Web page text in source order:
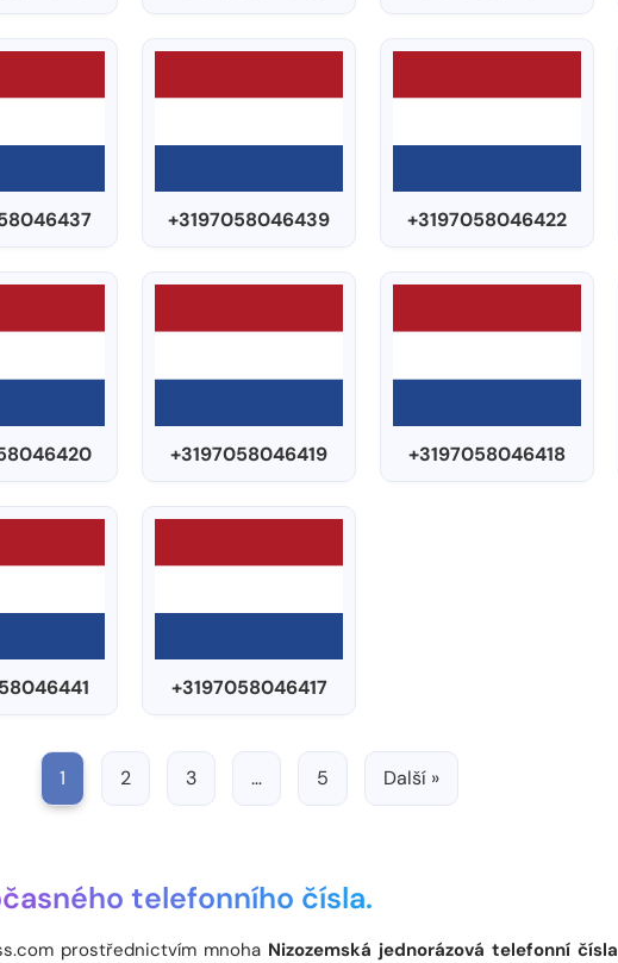
+3197058046439 +3197058046422
+3197058046419 +3197058046418
+3197058046417
1 2 3 … 5 Další »
telefonního čísla.
prostřednictvím mnoha Nizozemská jednorázová telefonní čísla